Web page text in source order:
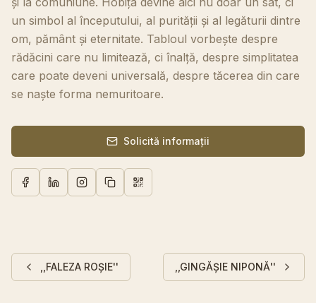
un simbol al începutului, al purității și al legăturii dintre
om, pământ și eternitate. Tabloul vorbește despre
rădăcini care nu limitează, ci înalță, despre simplitatea
care poate deveni universală, despre tăcerea din care
se naște forma nemuritoare.
Solicită informații
,,FALEZA ROȘIE'' ,,GINGĂȘIE NIPONĂ''